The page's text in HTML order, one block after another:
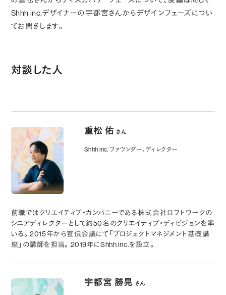
Shhh inc.デザイナーの宇都宮さんからデザインフェーズについ
てお聞きします。
対談した人
重松 佑 さん
Shhh inc. ファウンダー、ディレクター
前職ではクリエイティブ・カンパニーである株式会社ロフトワークの
シニアディレクターとして約50名のクリエイティブ・ディビジョンを率
いる。2015年から宣伝会議にて「プロジェクトマネジメント基礎講
座」の講師を担当。2019年にShhh inc.を設立。
宇都宮 勝晃 さん